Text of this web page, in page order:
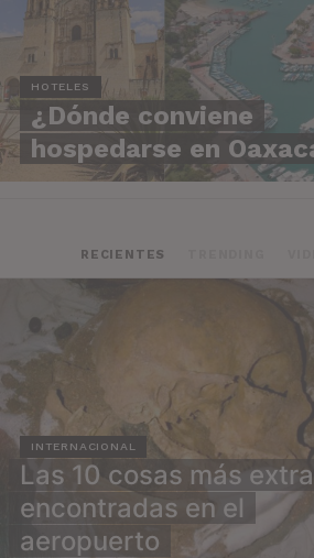
HOTELES
¿Dónde conviene
hospedarse en
RECIENTES
INTERNACIONAL
Las 10 cosas más
encontradas en el
aeropuerto